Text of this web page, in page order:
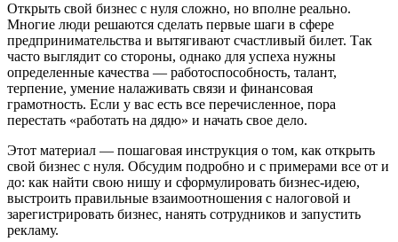
Открыть свой бизнес с нуля сложно, но вполне реально.
Многие люди решаются сделать первые шаги в сфере
предпринимательства и вытягивают счастливый билет. Так
часто выглядит со стороны, однако для успеха нужны
определенные качества — работоспособность, талант,
терпение, умение налаживать связи и финансовая
грамотность. Если у вас есть все перечисленное, пора
перестать «работать на дядю» и начать свое дело.
Этот материал — пошаговая инструкция о том, как открыть
свой бизнес с нуля. Обсудим подробно и с примерами все от и
до: как найти свою нишу и сформулировать бизнес-идею,
выстроить правильные взаимоотношения с налоговой и
зарегистрировать бизнес, нанять сотрудников и запустить
рекламу.